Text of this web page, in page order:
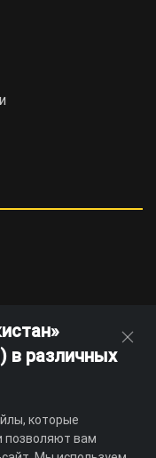
в различных
которые
позволяют вам